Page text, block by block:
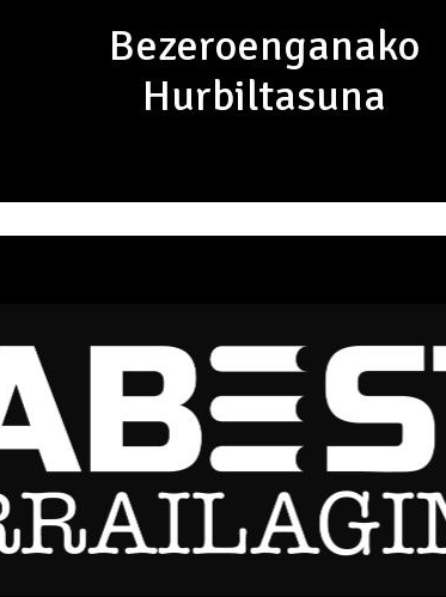
Bezeroenganako
Hurbiltasuna